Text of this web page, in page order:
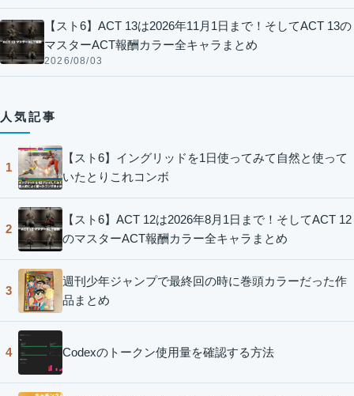
【スト6】ACT 13は2026年11月1日まで！そしてACT 13の
マスターACT報酬カラー全キャラまとめ
2026/08/03
人気記事
1
【スト6】イングリッドを1日使ってみて自然と使って
いたとりこれコンボ
2
【スト6】ACT 12は2026年8月1日まで！そしてACT 12
のマスターACT報酬カラー全キャラまとめ
3
週刊少年ジャンプで最終回の時に巻頭カラーだった作
品まとめ
4 Codexのトークン使用量を確認する方法